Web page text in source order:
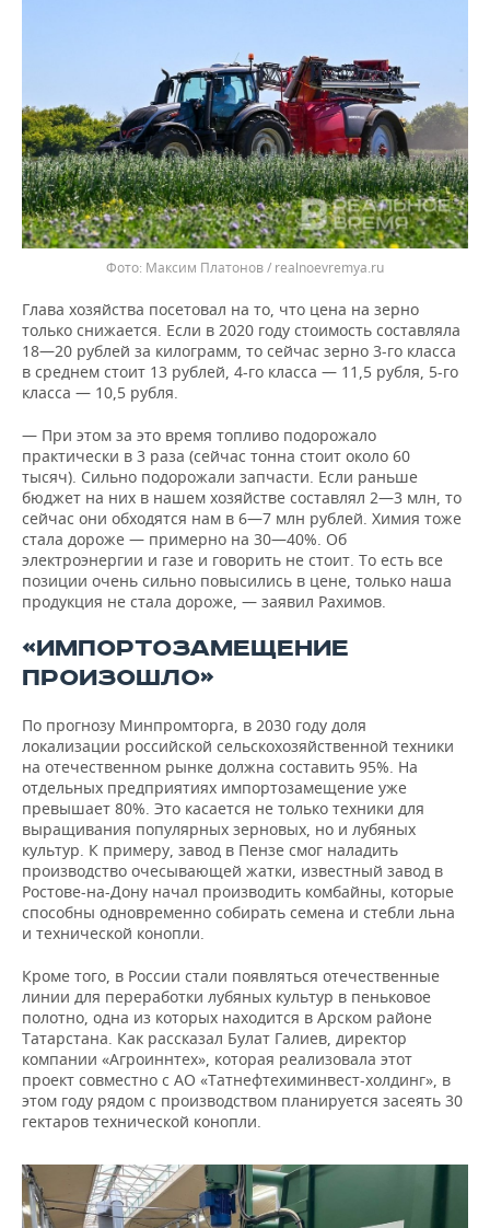
Максим Платонов / realnoevremya.ru
Глава хозяйства посетовал на то, что цена на зерно
только снижается. Если в 2020 году стоимость составляла
18—20 рублей за килограмм, то сейчас зерно 3-го класса
в среднем стоит 13 рублей, 4-го класса — 11,5 рубля, 5-го
класса — 10,5 рубля.
— При этом за это время топливо подорожало
практически в 3 раза (сейчас тонна стоит около 60
тысяч). Сильно подорожали запчасти. Если раньше
бюджет на них в нашем хозяйстве составлял 2—3 млн, то
сейчас они обходятся нам в 6—7 млн рублей. Химия тоже
стала дороже — примерно на 30—40%. Об
электроэнергии и газе и говорить не стоит. То есть все
позиции очень сильно повысились в цене, только наша
продукция не стала дороже, — заявил Рахимов.
«ИМПОРТОЗАМЕЩЕНИЕ
ПРОИЗОШЛО»
По прогнозу Минпромторга, в 2030 году доля
локализации российской сельскохозяйственной техники
на отечественном рынке должна составить 95%. На
отдельных предприятиях импортозамещение уже
превышает 80%. Это касается не только техники для
выращивания популярных зерновых, но и лубяных
культур. К примеру, завод в Пензе смог наладить
производство очесывающей жатки, известный завод в
Ростове-на-Дону начал производить комбайны, которые
способны одновременно собирать семена и стебли льна
и технической конопли.
Кроме того, в России стали появляться отечественные
линии для переработки лубяных культур в пеньковое
полотно, одна из которых находится в Арском районе
Татарстана. Как рассказал Булат Галиев, директор
компании «Агроиннтех», которая реализовала этот
проект совместно с АО «Татнефтехиминвест-холдинг», в
этом году рядом с производством планируется засеять 30
гектаров технической конопли.